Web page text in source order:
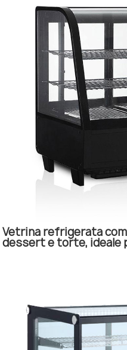
Vetrina refrigerata
dessert e torte, ideale